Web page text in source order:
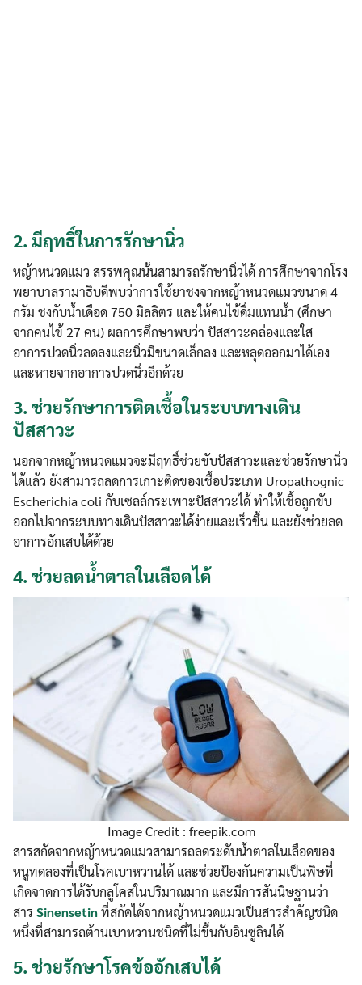
2. มีฤทธิ์ในการรักษานิ่ว
หญ้าหนวดแมว สรรพคุณนั้นสามารถรักษานิ่วได้ การศึกษาจากโรง
พยาบาลรามาธิบดีพบว่าการใช้ยาชงจากหญ้าหนวดแมวขนาด 4
กรัม ชงกับน้ำเดือด 750 มิลลิตร และให้คนไข้ดื่มแทนน้ำ (ศึกษา
จากคนไข้ 27 คน) ผลการศึกษาพบว่า ปัสสาวะคล่องและใส
อาการปวดนิ่วลดลงและนิ่วมีขนาดเล็กลง และหลุดออกมาได้เอง
และหายจากอาการปวดนิ่วอีกด้วย
3. ช่วยรักษาการติดเชื้อในระบบทางเดิน
ปัสสาวะ
นอกจากหญ้าหนวดแมวจะมีฤทธิ์ช่วยขับปัสสาวะและช่วยรักษานิ่ว
ได้แล้ว ยังสามารถลดการเกาะติดของเชื้อประเภท Uropathognic
Escherichia coli กับเซลล์กระเพาะปัสสาวะได้ ทำให้เชื้อถูกขับ
ออกไปจากระบบทางเดินปัสสาวะได้ง่ายและเร็วขึ้น และยังช่วยลด
อาการอักเสบได้ด้วย
4. ช่วยลดน้ำตาลในเลือดได้
Image Credit : freepik.com
สารสกัดจากหญ้าหนวดแมวสามารถลดระดับน้ำตาลในเลือดของ
หนูทดลองที่เป็นโรคเบาหวานได้ และช่วยป้องกันความเป็นพิษที่
เกิดจาดการได้รับกลูโคสในปริมาณมาก และมีการสันนิษฐานว่า
สาร Sinensetinที่สกัดได้จากหญ้าหนวดแมวเป็นสารสำคัญชนิด
หนึ่งที่สามารถต้านเบาหวานชนิดที่ไม่ขึ้นกับอินซูลินได้
5. ช่วยรักษาโรคข้ออักเสบได้